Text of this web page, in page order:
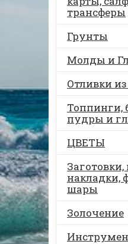
трансферы
Грунты
Молды и
Отливки
Топпинги,
пудры и
ЦВЕТЫ
Заготовки,
накладки,
шары
Золочение